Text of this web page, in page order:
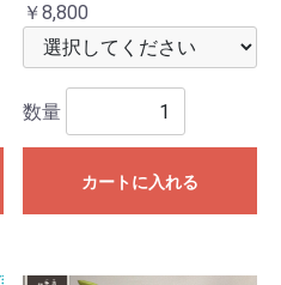
￥8,800
数量
カートに入れる